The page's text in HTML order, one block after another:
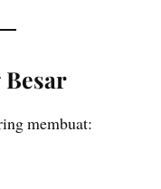
Besar
membuat: